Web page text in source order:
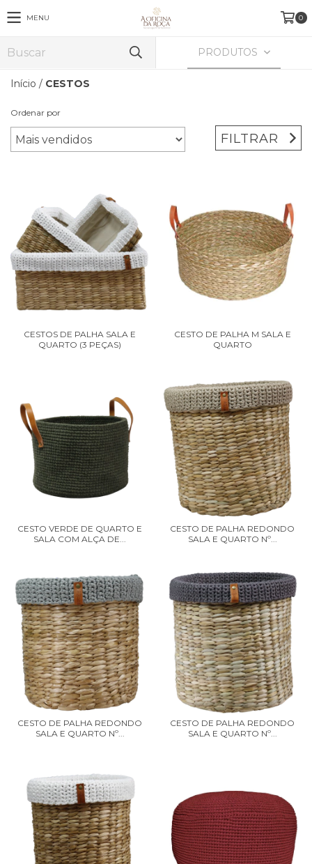
MENU 0
PRODUTOS
Início / CESTOS
Ordenar por
FILTRAR
CESTOS DE PALHA SALA E
QUARTO (3 PEÇAS)
CESTO DE PALHA M SALA E
QUARTO
CESTO VERDE DE QUARTO E
SALA COM ALÇA DE...
CESTO DE PALHA REDONDO
SALA E QUARTO Nº...
CESTO DE PALHA REDONDO
SALA E QUARTO Nº...
CESTO DE PALHA REDONDO
SALA E QUARTO Nº...